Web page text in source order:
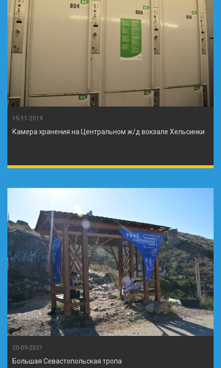
15-11-2019
Камера хранения на Центральном ж/д вокзале Хельсинки
20-09-2021
Большая Севастопольская тропа